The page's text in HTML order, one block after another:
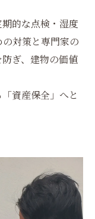
的な点検・湿度
対策と専門家の
ぎ、建物の価値
資産保全」へと